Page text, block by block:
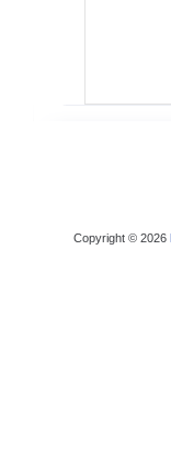
Copyright © 2026